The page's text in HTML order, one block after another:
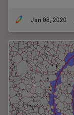
Jan 08, 2020